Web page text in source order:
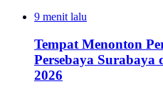
9 menit lalu
Tempat Menonton
Persebaya Surabaya
2026